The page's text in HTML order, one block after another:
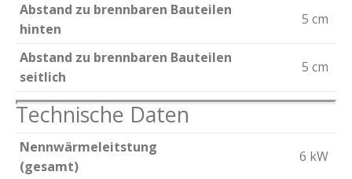
Abstand zu brennbaren Bauteilen
hinten
5 cm
Abstand zu brennbaren Bauteilen
seitlich
5 cm
Technische Daten
Nennwärmeleitstung
(gesamt)
6 kW